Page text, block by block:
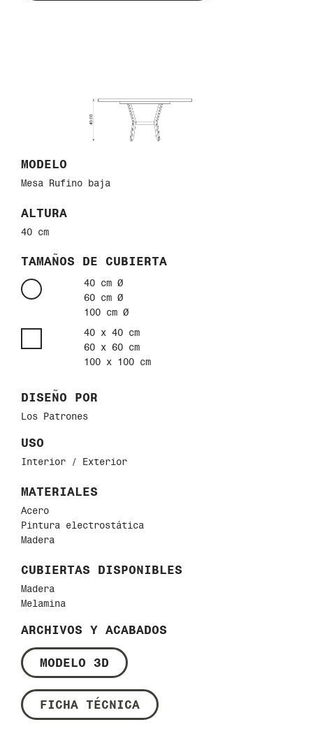
MODELO
Mesa Rufino baja
ALTURA
40 cm
TAMAÑOS DE CUBIERTA
40 cm Ø
60 cm Ø
100 cm Ø
40 x 40 cm
60 x 60 cm
100 x 100 cm
DISEÑO POR
Los Patrones
USO
Interior / Exterior
MATERIALES
Acero
Pintura electrostática
Madera
CUBIERTAS DISPONIBLES
Madera
Melamina
ARCHIVOS Y ACABADOS
MODELO 3D
FICHA TÉCNICA